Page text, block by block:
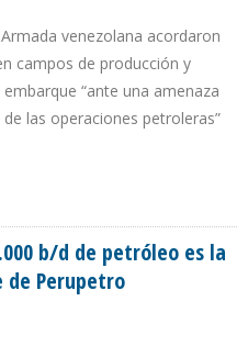
venezolana acordaron
campos de producción y
“ante una amenaza
las operaciones petroleras”
b/d de petróleo es la
de Perupetro